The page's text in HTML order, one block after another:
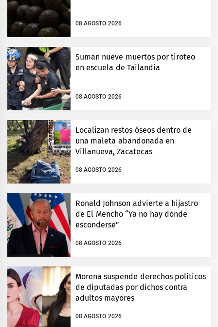
08 AGOSTO 2026
Suman nueve muertos por tiroteo
en escuela de Tailandia
08 AGOSTO 2026
Localizan restos óseos dentro de
una maleta abandonada en
Villanueva, Zacatecas
08 AGOSTO 2026
Ronald Johnson advierte a hijastro
de El Mencho “Ya no hay dónde
esconderse”
08 AGOSTO 2026
Morena suspende derechos políticos
de diputadas por dichos contra
adultos mayores
08 AGOSTO 2026